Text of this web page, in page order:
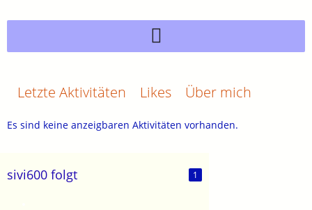
Letzte Aktivitäten Likes Über mich
Es sind keine anzeigbaren Aktivitäten vorhanden.
sivi600 folgt 1